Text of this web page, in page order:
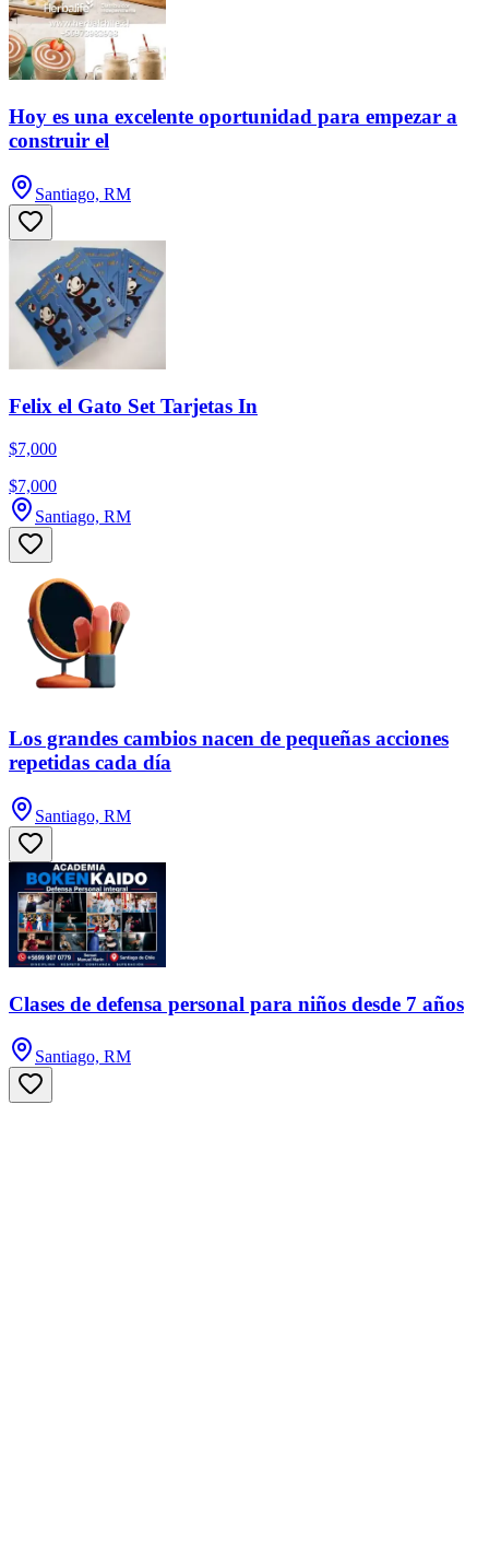
Hoy es una excelente oportunidad para empezar a
construir el
Santiago, RM
Felix el Gato Set Tarjetas In
$7,000
$7,000
Santiago, RM
Los grandes cambios nacen de pequeñas acciones
repetidas cada día
Santiago, RM
Clases de defensa personal para niños desde 7 años
Santiago, RM